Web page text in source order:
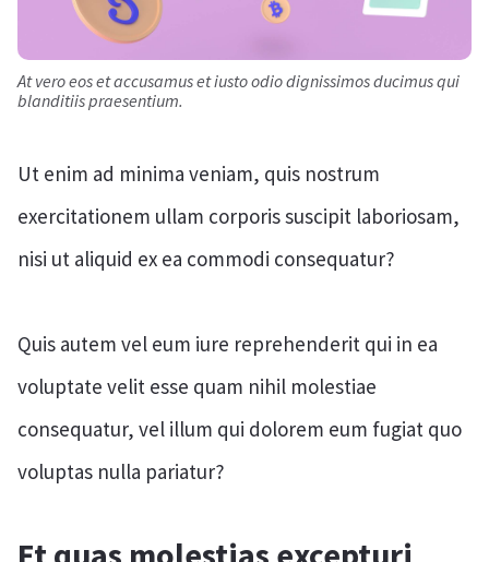
At vero eos et accusamus et iusto odio dignissimos ducimus qui
blanditiis praesentium.
Ut enim ad minima veniam, quis nostrum
exercitationem ullam corporis suscipit laboriosam,
nisi ut aliquid ex ea commodi consequatur?
Quis autem vel eum iure reprehenderit qui in ea
voluptate velit esse quam nihil molestiae
consequatur, vel illum qui dolorem eum fugiat quo
voluptas nulla pariatur?